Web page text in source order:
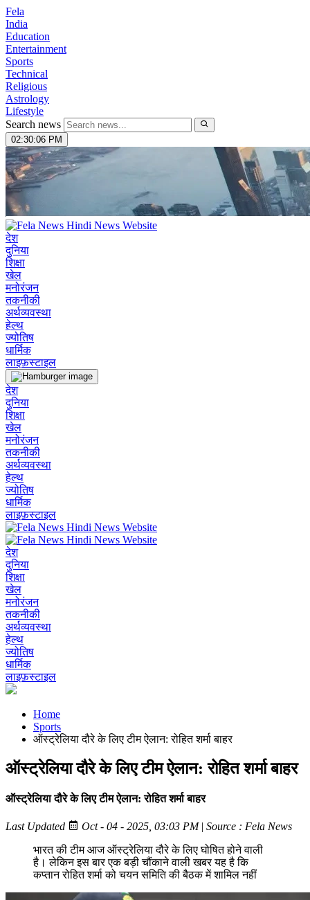
Fela
India
Education
Entertainment
Sports
Technical
Religious
Astrology
Lifestyle
Search news
02:30:07 PM
देश
दुनिया
शिक्षा
खेल
मनोरंजन
तकनीकी
अर्थव्यवस्था
हेल्थ
ज्योतिष
धार्मिक
लाइफ़स्टाइल
देश
दुनिया
शिक्षा
खेल
मनोरंजन
तकनीकी
अर्थव्यवस्था
हेल्थ
ज्योतिष
धार्मिक
लाइफ़स्टाइल
देश
दुनिया
शिक्षा
खेल
मनोरंजन
तकनीकी
अर्थव्यवस्था
हेल्थ
ज्योतिष
धार्मिक
लाइफ़स्टाइल
Home
Sports
ऑस्ट्रेलिया दौरे के लिए टीम ऐलान: रोहित शर्मा बाहर
ऑस्ट्रेलिया दौरे के लिए टीम ऐलान: रोहित शर्मा बाहर
ऑस्ट्रेलिया दौरे के लिए टीम ऐलान: रोहित शर्मा बाहर
Last Updated Oct - 04 - 2025, 03:03 PM| Source : Fela News
भारत की टीम आज ऑस्ट्रेलिया दौरे के लिए घोषित होने वाली
है। लेकिन इस बार एक बड़ी चौंकाने वाली खबर यह है कि
कप्तान रोहित शर्मा को चयन समिति की बैठक में शामिल नहीं